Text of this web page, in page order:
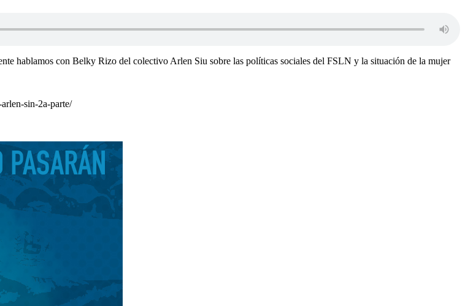
hablamos con Belky Rizo del colectivo Arlen Siu sobre las políticas sociales del FSLN y la situación de la mujer
sin-2a-parte/